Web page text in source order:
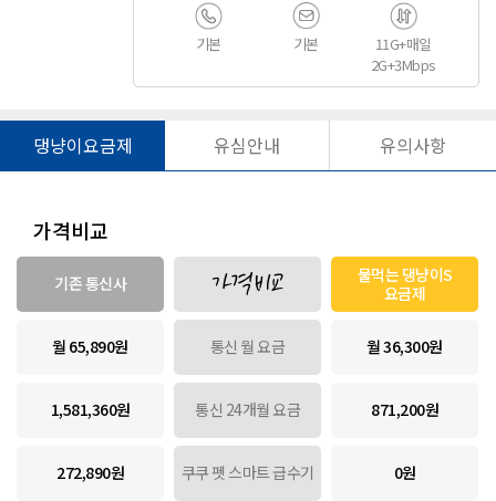
기본 기본
11G+매일
2G+3Mbps
댕냥이요금제 유심안내 유의사항
가격비교
기존 통신사
월 65,890원
1,581,360원
272,890원
가격비교
통신 월 요금
통신 24개월 요금
쿠쿠 펫 스마트 급수기
물먹는 댕냥이S
요금제
월 36,300원
871,200원
0원